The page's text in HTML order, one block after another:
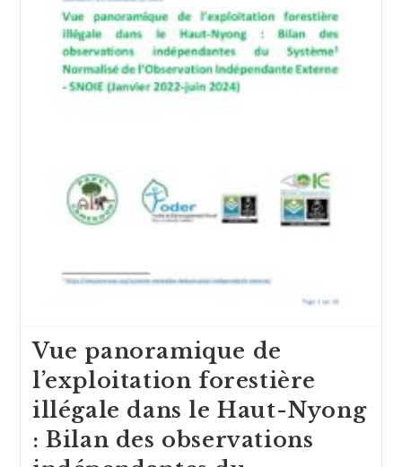
Vue panoramique de
l’exploitation forestière
illégale dans le Haut-Nyong
: Bilan des observations